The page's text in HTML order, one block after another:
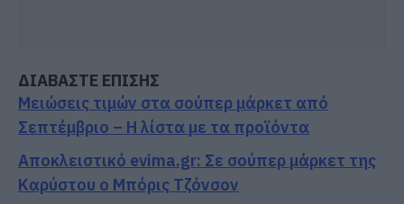
ΔΙΑΒΑΣΤΕ ΕΠΙΣΗΣ
Μειώσεις τιμών στα σούπερ μάρκετ από
Σεπτέμβριο – Η λίστα με τα προϊόντα
Αποκλειστικό evima.gr: Σε σούπερ μάρκετ της
Καρύστου ο Μπόρις Τζόνσον